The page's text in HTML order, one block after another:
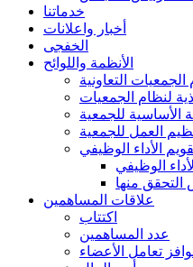
خدماتنا
أخبار واعلانات
الخفجى
الأنظمة واللوائح
الجمعيات التعاونية
لنظام الجمعيات
الأساسية للجمعية
العمل للجمعية
الأداء الوظيفي
الوظيفي
منها
علاقات المساهمين
اكتتاب
عدد المساهمين
تعامل الأعضاء